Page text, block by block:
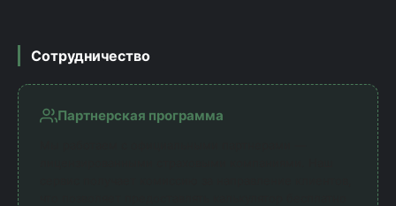
Сотрудничество
Партнерская программа